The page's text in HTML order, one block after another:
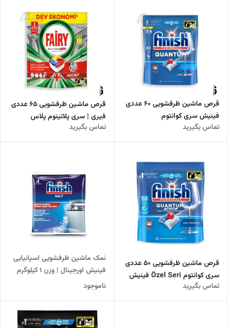
قرص ماشین ظرفشویی 60 عددی
فینیش سری کوانتوم
تماس بگیرید
قرص ماشین ظرفشویی 65 عددی
فیری | سری پلاتینوم پلاس
تماس بگیرید
قرص ماشین ظرفشویی 50 عددی
سری کوانتوم Özel Seri فینیش
تماس بگیرید
نمک ماشین ظرفشویی اسپانیایی
فینیش اورجینال | وزن 1 کیلوگرم
ناموجود